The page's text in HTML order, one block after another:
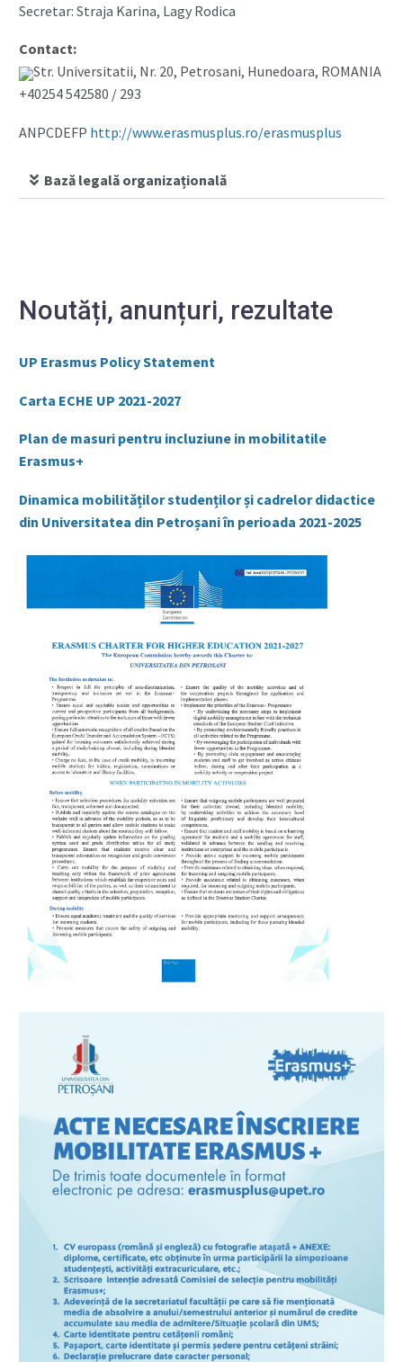
Secretar: Straja Karina, Lagy Rodica
Contact:
Str. Universitatii, Nr. 20, Petrosani, Hunedoara, ROMANIA
+40254 542580 / 293
ANPCDEFP http://www.erasmusplus.ro/erasmusplus
Bază legală organizațională
Noutăți, anunțuri, rezultate
UP Erasmus Policy Statement
Carta ECHE UP 2021-2027
Plan de masuri pentru incluziune in mobilitatile
Erasmus+
Dinamica mobilităților studenților și cadrelor didactice
din Universitatea din Petroșani în perioada 2021-2025